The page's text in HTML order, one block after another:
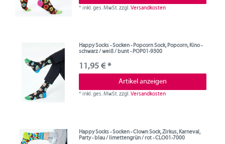
*inkl. ges. MwSt.zzgl.Versandkosten
Happy Socks - Socken - Popcorn Sock, Popcorn, Kino -
schwarz / weiß / bunt - POP01-9300
11,95 € *
Artikel anzeigen
*inkl. ges. MwSt.zzgl.Versandkosten
Happy Socks - Socken - Clown Sock, Zirkus, Karneval,
Party - blau / limettengrün / rot - CLO01-7000